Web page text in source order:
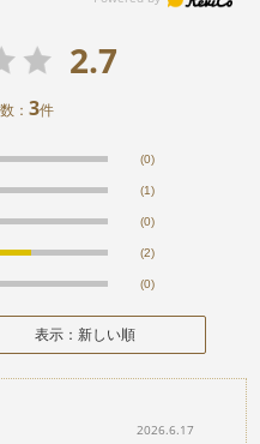
2.7
：3件
(0)
(1)
(0)
(2)
(0)
表示：新しい順
2026.6.17